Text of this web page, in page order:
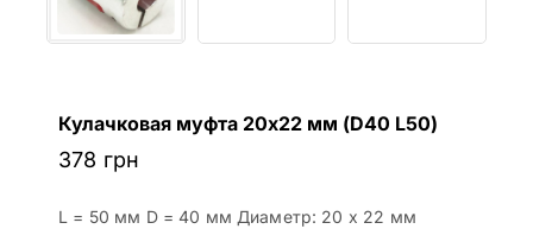
Кулачковая муфта 20х22 мм (D40 L50)
378 грн
L = 50 мм D = 40 мм Диаметр: 20 х 22 мм